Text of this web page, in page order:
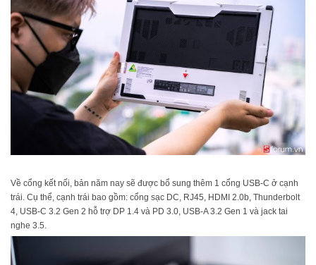
Về cổng kết nối, bản năm nay sẽ được bổ sung thêm 1 cổng USB-C ở cạnh
trái. Cụ thể, cạnh trái bao gồm: cổng sạc DC, RJ45, HDMI 2.0b, Thunderbolt
4, USB-C 3.2 Gen 2 hỗ trợ DP 1.4 và PD 3.0, USB-A 3.2 Gen 1 và jack tai
nghe 3.5.